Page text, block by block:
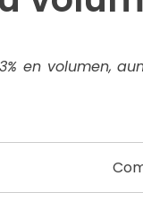
en volumen,